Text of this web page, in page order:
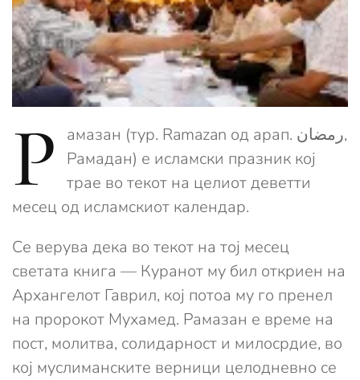
Р
амазан (тур. Ramazan од арап. رمضان,
Рамадан) е исламски празник кој
трае во текот на целиот деветти
месец од исламскиот календар.
Се верува дека во текот на тој месец
светата книга — Куранот му бил откриен на
Архангелот Гаврил, кој потоа му го пренел
на пророкот Мухамед. Рамазан е време на
пост, молитва, солидарност и милосрдие, во
кој муслиманските верници целодневно се